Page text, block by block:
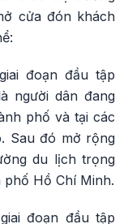
cửa đón khách
đoạn đầu tập
người dân đang
phố và tại các
Sau đó mở rộng
du lịch trọng
phố Hồ Chí Minh.
đoạn đầu tập